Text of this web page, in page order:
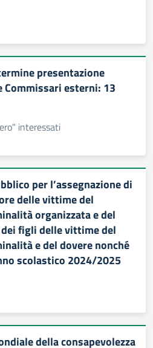
presentazione
Commissari esterni: 13
interessati
per l’assegnazione di
delle vittime del
organizzata e del
figli delle vittime del
e del dovere nonché
scolastico 2024/2025
della consapevolezza